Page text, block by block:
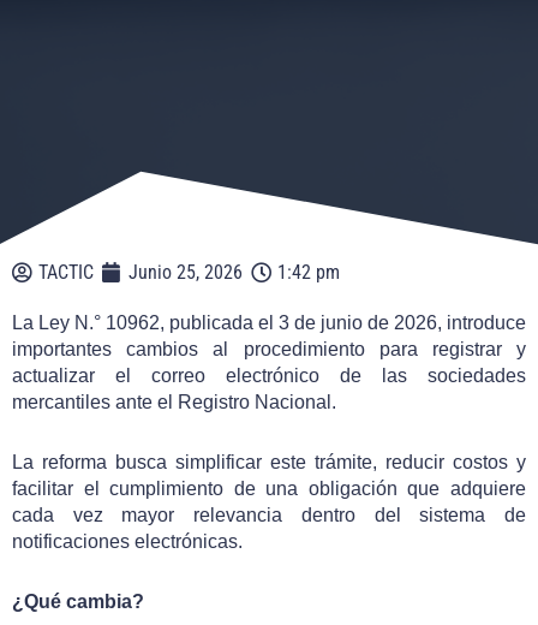
TACTIC Junio 25, 2026 1:42 pm
La Ley N.° 10962, publicada el 3 de junio de 2026, introduce
importantes cambios al procedimiento para registrar y
actualizar el correo electrónico de las sociedades
mercantiles ante el Registro Nacional.
La reforma busca simplificar este trámite, reducir costos y
facilitar el cumplimiento de una obligación que adquiere
cada vez mayor relevancia dentro del sistema de
notificaciones electrónicas.
¿Qué cambia?